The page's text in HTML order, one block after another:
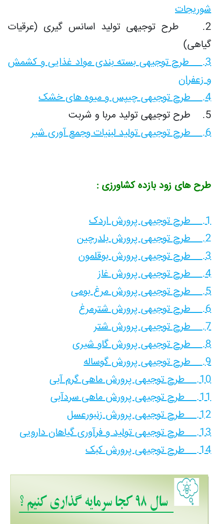
شوریجات
2. طرح توجیهی تولید اسانس گیری (عرقیات
گیاهی)
3. طرح توجیهی بسته بندی مواد غذایی و کشمش
و زعفران
4. طرح توجیهی چیپس و میوه های خشک
5. طرح توجیهی تولید مربا و شربت
6. طرح توجیهی تولید لبنیات وجمع آوری شیر
طرح های زود بازده کشاورزی :
1. طرح توجیهی پرورش اردک
2. طرح توجیهی پرورش بلدرچین
3. طرح توجیهی پرورش بوقلمون
4. طرح توجیهی پرورش غاز
5. طرح توجیهی پرورش مرغ بومی
6. طرح توجیهی پرورش شترمرغ
7. طرح توجیهی پرورش شتر
8. طرح توجیهی پرورش گاو شیری
9. طرح توجیهی پرورش گوساله
10. طرح توجیهی پرورش ماهی گرم آبی
11. طرح توجیهی پرورش ماهی سردآبی
12. طرح توجیهی پرورش زنبورعسل
13. طرح توجیهی تولید و فرآوری گیاهان دارویی
14. طرح توجیهی پرورش کبک